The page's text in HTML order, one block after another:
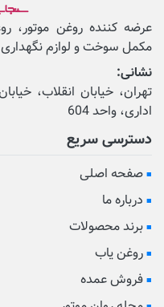
عرضه کننده روغن موتور،
مکمل‌ سوخت و لوازم
نشانی:
تهران، خیابان انقلاب،
اداری، واحد 604
دسترسی سریع
صفحه اصلی
درباره ما
برند محصولات
روغن یاب
فروش عمده